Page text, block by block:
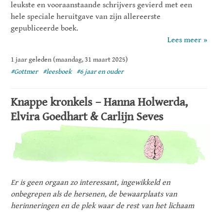
leukste en vooraanstaande schrijvers gevierd met een
hele speciale heruitgave van zijn allereerste
gepubliceerde boek.
Lees meer »
1 jaar geleden (maandag, 31 maart 2025)
#Gottmer
#leesboek #6 jaar en ouder
Knappe kronkels – Hanna Holwerda,
Elvira Goedhart & Carlijn Seves
Er is geen orgaan zo interessant, ingewikkeld en
onbegrepen als de hersenen, de bewaarplaats van
herinneringen en de plek waar de rest van het lichaam